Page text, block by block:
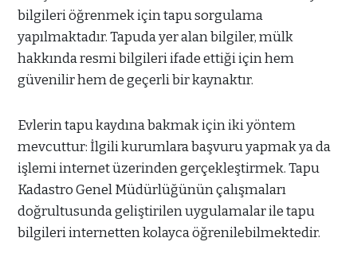
bilgileri öğrenmek için tapu sorgulama
yapılmaktadır. Tapuda yer alan bilgiler, mülk
hakkında resmi bilgileri ifade ettiği için hem
güvenilir hem de geçerli bir kaynaktır.
Evlerin tapu kaydına bakmak için iki yöntem
mevcuttur: İlgili kurumlara başvuru yapmak ya da
işlemi internet üzerinden gerçekleştirmek. Tapu
Kadastro Genel Müdürlüğünün çalışmaları
doğrultusunda geliştirilen uygulamalar ile tapu
bilgileri internetten kolayca öğrenilebilmektedir.